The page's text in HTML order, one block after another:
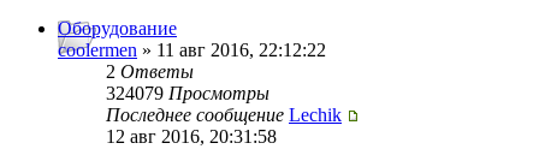
Оборудование
coolermen » 11 авг 2016, 22:12:22
2 Ответы
324079 Просмотры
Последнее сообщение Lechik
12 авг 2016, 20:31:58